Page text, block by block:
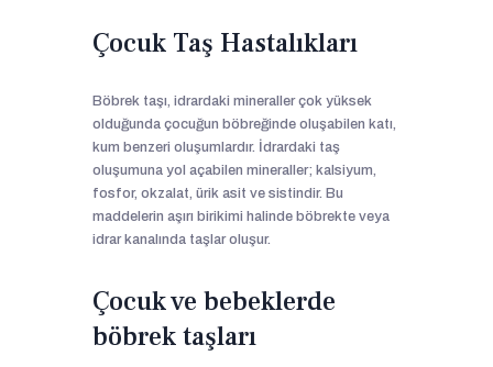
Çocuk Taş Hastalıkları
Böbrek taşı, idrardaki mineraller çok yüksek
olduğunda çocuğun böbreğinde oluşabilen katı,
kum benzeri oluşumlardır. İdrardaki taş
oluşumuna yol açabilen mineraller; kalsiyum,
fosfor, okzalat, ürik asit ve sistindir. Bu
maddelerin aşırı birikimi halinde böbrekte veya
idrar kanalında taşlar oluşur.
Çocuk ve bebeklerde
böbrek taşları